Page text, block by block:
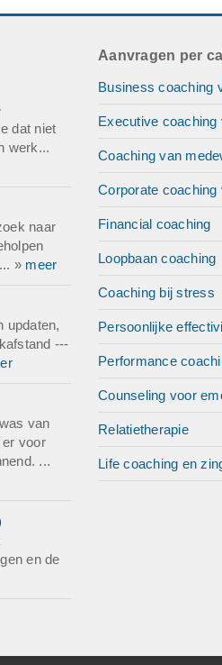
dat niet
werk...
naar
» meer
updaten,
---
van
er voor
...
en de
Aanvragen per
Business coaching
Executive coaching
Coaching van
Corporate coaching
Financial coaching
Loopbaan coaching
Coaching bij stress
Persoonlijke
Performance
Counseling voor
Relatietherapie
Life coaching en